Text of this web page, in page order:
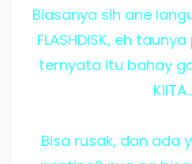
Biasanya sih ane
FLASHDISK, eh
ternyata itu bahay
Bisa rusak, dan ada